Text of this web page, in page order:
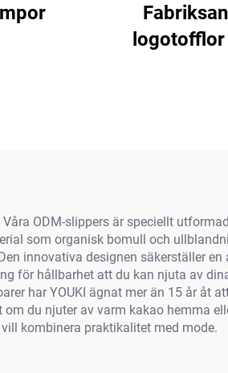
logotofflor
ODM-slippers är speciellt
som organisk bomull och
innovativa designen säkerställer en
för hållbarhet att du kan njuta av
har YOUKI ägnat mer än 15 år åt
du njuter av varm kakao hemma
kombinera praktikalitet med mode.